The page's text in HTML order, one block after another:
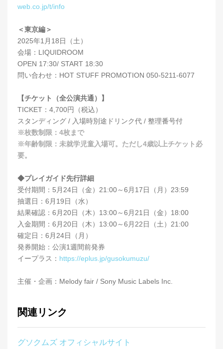
web.co.jp/t/info
＜東京編＞
2025年1月18日（土）
会場：LIQUIDROOM
OPEN 17:30/ START 18:30
問い合わせ：HOT STUFF PROMOTION 050-5211-6077
【チケット（全公演共通）】
TICKET：4,700円（税込）
スタンディング / 入場時別途ドリンク代 / 整理番号付
※枚数制限：4枚まで
※年齢制限：未就学児童入場可。ただし4歳以上チケット必
要。
◆プレイガイド先行詳細
受付期間：5月24日（金）21:00～6月17日（月）23:59
抽選日：6月19日（水）
結果確認：6月20日（木）13:00～6月21日（金）18:00
入金期間：6月20日（木）13:00～6月22日（土）21:00
確定日：6月24日（月）
発券開始：公演1週間前発券
イープラス： https://eplus.jp/gusokumuzu/
主催・企画：Melody fair / Sony Music Labels Inc.
関連リンク
グソクムズ オフィシャルサイト